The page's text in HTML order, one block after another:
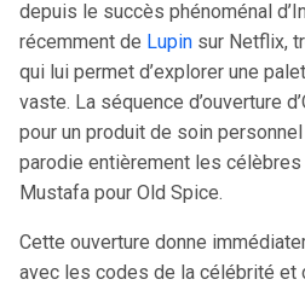
depuis le succès phénoménal
récemment de Lupin sur Netflix,
qui lui permet d’explorer une
vaste. La séquence d’ouverture
pour un produit de soin
parodie entièrement les célèbres
Mustafa pour Old Spice.
Cette ouverture donne
avec les codes de la célébrité et